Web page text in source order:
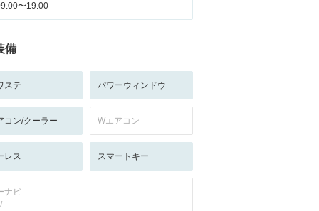
〜19:00
備
ステ パワーウィンドウ
コン/クーラー Wエアコン
レス スマートキー
ナビ